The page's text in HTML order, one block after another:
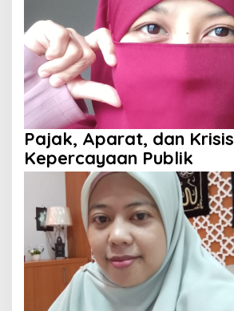
Pajak, Aparat, dan Krisis
Kepercayaan Publik